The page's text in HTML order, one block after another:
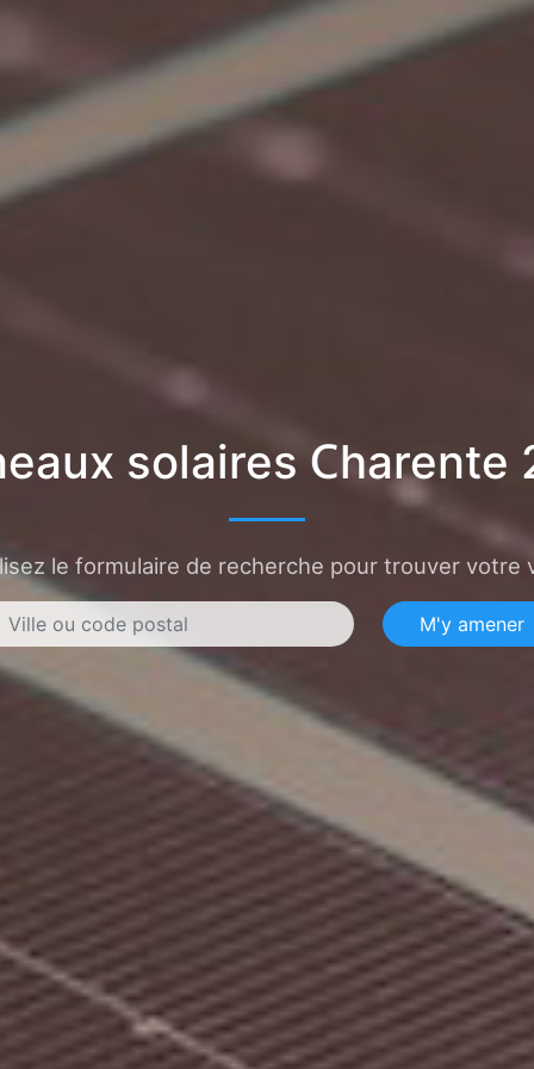
solaires Charente
le formulaire de recherche pour trouver votre
M'y amener